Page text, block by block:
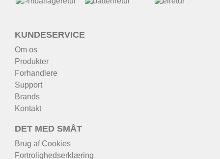
KUNDESERVICE
Om os
Produkter
Forhandlere
Support
Brands
Kontakt
DET MED SMÅT
Brug af Cookies
Fortrolighedserklæring